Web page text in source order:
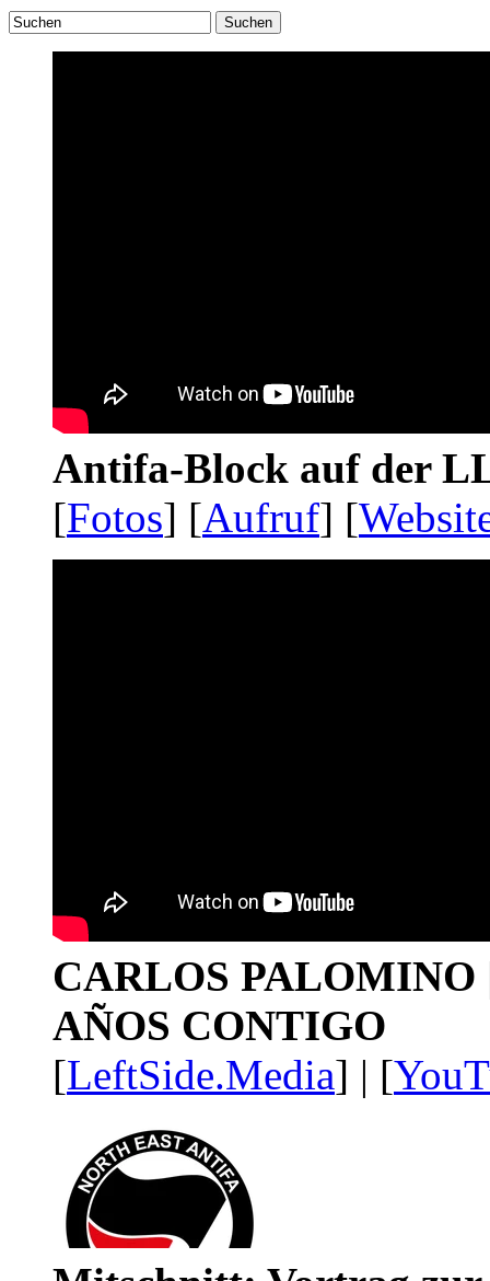
Suchen
Antifa-Block auf der
[Fotos] [Aufruf] [
CARLOS PALOMINO
AÑOS CONTIGO
[LeftSide.Media] | [